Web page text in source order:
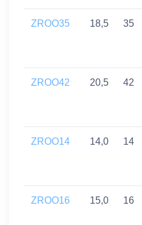
ZROO35 18,5 35
ZROO42 20,5 42
ZROO14 14,0 14
ZROO16 15,0 16